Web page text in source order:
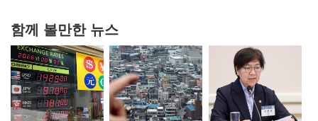
함께 볼만한 뉴스